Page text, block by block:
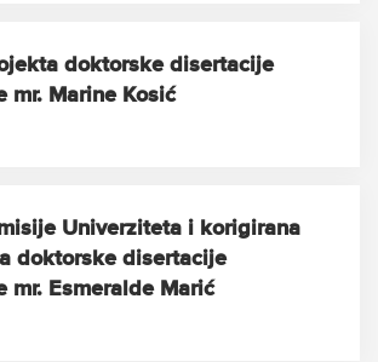
doktorske disertacije
mr. Marine Kosić
Univerziteta i korigirana
doktorske disertacije
mr. Esmeralde Marić